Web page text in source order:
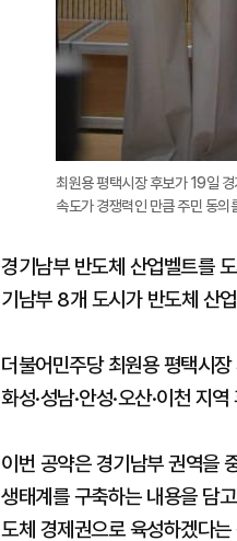
최원용 평택시장 후보가 19일
속도가 경쟁력인 만큼 주민 동
경기남부 반도체 산업벨트를
기남부 8개 도시가 반도체 산
더불어민주당 최원용 평택시
화성·성남·안성·오산·이천 지
이번 공약은 경기남부 권역을
생태계를 구축하는 내용을 담
도체 경제권으로 육성하겠다는